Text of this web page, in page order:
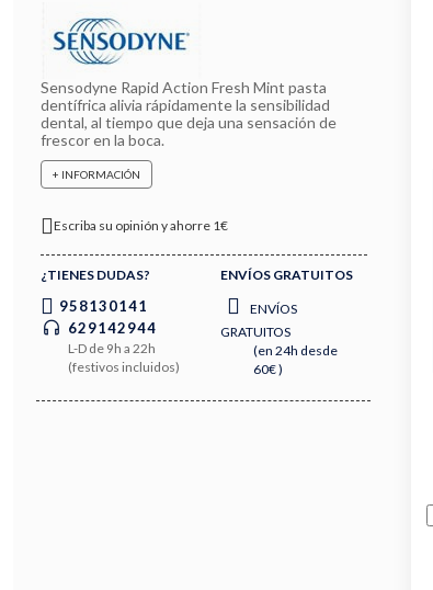
Sensodyne Rapid Action Fresh Mint pasta
dentífrica alivia rápidamente la sensibilidad
dental, al tiempo que deja una sensación de
frescor en la boca.
+ INFORMACIÓN
Escriba su opinión y ahorre 1€
¿TIENES DUDAS?
958130141
629142944
L-D de 9h a 22h
(festivos incluidos)
ENVÍOS GRATUITOS
ENVÍOS
GRATUITOS
(en 24h desde
60€ )